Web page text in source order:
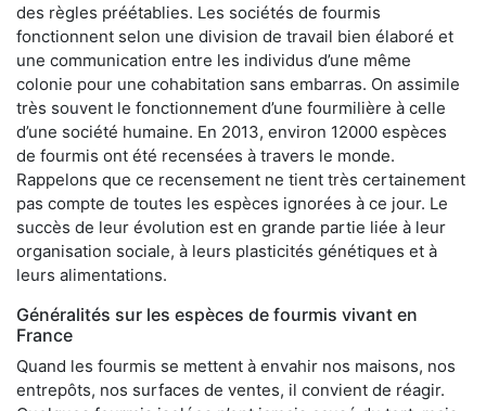
des règles préétablies. Les sociétés de fourmis
fonctionnent selon une division de travail bien élaboré et
une communication entre les individus d’une même
colonie pour une cohabitation sans embarras. On assimile
très souvent le fonctionnement d’une fourmilière à celle
d’une société humaine. En 2013, environ 12000 espèces
de fourmis ont été recensées à travers le monde.
Rappelons que ce recensement ne tient très certainement
pas compte de toutes les espèces ignorées à ce jour. Le
succès de leur évolution est en grande partie liée à leur
organisation sociale, à leurs plasticités génétiques et à
leurs alimentations.
Généralités sur les espèces de fourmis vivant en
France
Quand les fourmis se mettent à envahir nos maisons, nos
entrepôts, nos surfaces de ventes, il convient de réagir.